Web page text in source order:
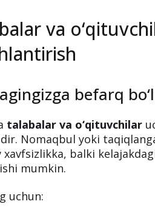
va
befarq
talabalar va o‘qituvchilar
Nomaqbul yoki
xavfsizlikka, balki
mumkin.
uchun: